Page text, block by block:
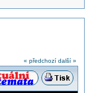
« předchozí další »